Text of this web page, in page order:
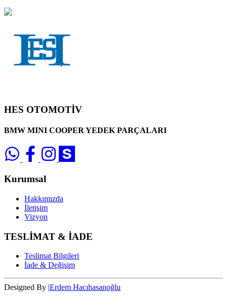
HES OTOMOTİV
BMW MINI COOPER YEDEK PARÇALARI
Kurumsal
Hakkımızda
İletişim
Vizyon
TESLİMAT & İADE
Teslimat Bilgileri
İade & Değişim
Designed By |Erdem Hacıhasanoğlu